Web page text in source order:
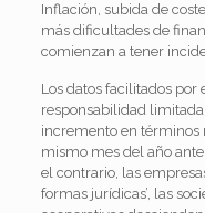
Inflación, subida de
más dificultades de
comienzan a tener
Los datos facilitados por
responsabilidad
incremento en términos
mismo mes del año
el contrario, las
formas jurídicas’, las